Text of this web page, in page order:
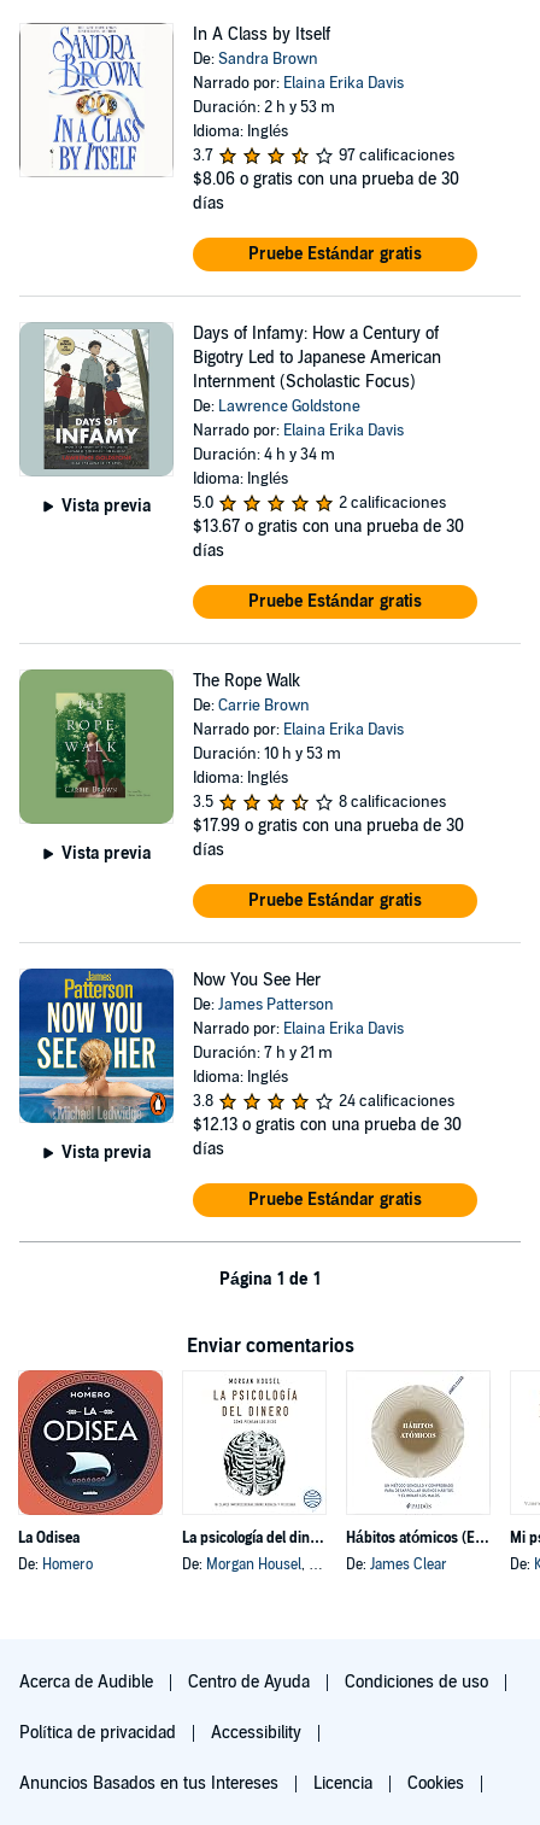
In A Class by Itself
De:Sandra Brown
Narrado por: Elaina Erika Davis
Duración: 2 h y 53 m
Idioma: Inglés
3.7
97 calificaciones
$8.06 o gratis con una prueba de 30
días
Pruebe Estándar gratis
Vista previa
Days of Infamy: How a Century of
Bigotry Led to Japanese American
Internment (Scholastic Focus)
De: Lawrence Goldstone
Narrado por: Elaina Erika Davis
Duración: 4 h y 34 m
Idioma: Inglés
5.0
2 calificaciones
$13.67 o gratis con una prueba de 30
días
Pruebe Estándar gratis
Vista previa
The Rope Walk
De:Carrie Brown
Narrado por: Elaina Erika Davis
Duración: 10 h y 53 m
Idioma: Inglés
3.5
8 calificaciones
$17.99 o gratis con una prueba de 30
días
Pruebe Estándar gratis
Vista previa
Now You See Her
De:James Patterson
Narrado por: Elaina Erika Davis
Duración: 7 h y 21 m
Idioma: Inglés
3.8
24 calificaciones
$12.13 o gratis con una prueba de 30
días
Pruebe Estándar gratis
Página 1 de 1
Enviar comentarios
La Odisea
De: Homero
La psicología del dinero
De: Morgan Housel, y otros
Hábitos atómicos (Español neutro)
De: James Clear
Mi
De:
Acerca de Audible Centro de Ayuda Condiciones de uso
Política de privacidad Accessibility
Anuncios Basados en tus Intereses Licencia Cookies